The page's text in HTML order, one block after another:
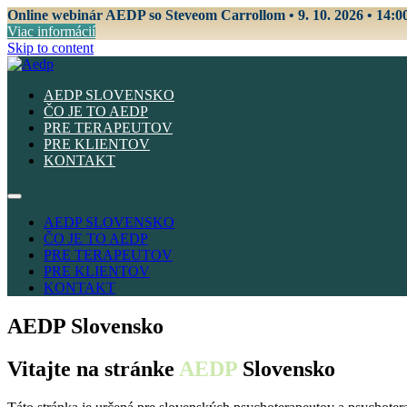
Online webinár AEDP so Steveom Carrollom • 9. 10. 2026 •
Viac informácií
Skip to content
AEDP SLOVENSKO
ČO JE TO AEDP
PRE TERAPEUTOV
PRE KLIENTOV
KONTAKT
AEDP SLOVENSKO
ČO JE TO AEDP
PRE TERAPEUTOV
PRE KLIENTOV
KONTAKT
AEDP Slovensko
Vitajte na stránke AEDP Slovensko